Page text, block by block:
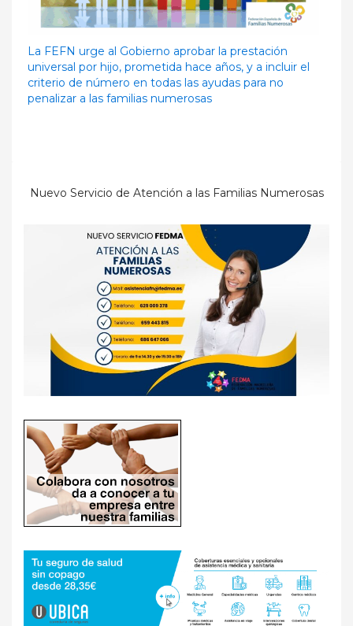
La FEFN urge al Gobierno aprobar la prestación
universal por hijo, prometida hace años, y a incluir el
criterio de número en todas las ayudas para no
penalizar a las familias numerosas
Nuevo Servicio de Atención a las Familias Numerosas